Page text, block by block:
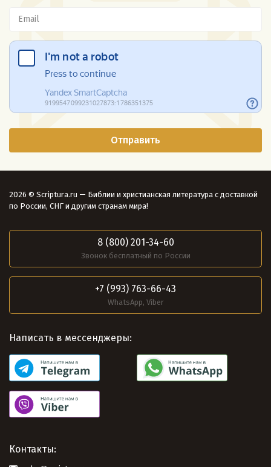
2026 © Scriptura.ru — Библии и христианская литература с доставкой
по России, СНГ и другим странам мира!
8 (800) 201-34-60
Звонок бесплатный по России
+7 (993) 763-66-43
WhatsApp, Viber
Написать в мессенджеры:
Контакты: